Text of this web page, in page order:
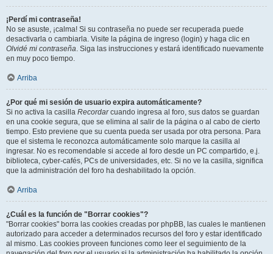
¡Perdí mi contraseña!
No se asuste, ¡calma! Si su contraseña no puede ser recuperada puede
desactivarla o cambiarla. Visite la página de ingreso (login) y haga clic en
Olvidé mi contraseña. Siga las instrucciones y estará identificado nuevamente
en muy poco tiempo.
Arriba
¿Por qué mi sesión de usuario expira automáticamente?
Si no activa la casilla Recordarcuando ingresa al foro, sus datos se guardan
en una cookie segura, que se elimina al salir de la página o al cabo de cierto
tiempo. Esto previene que su cuenta pueda ser usada por otra persona. Para
que el sistema le reconozca automáticamente solo marque la casilla al
ingresar. No es recomendable si accede al foro desde un PC compartido, e.j.
biblioteca, cyber-cafés, PCs de universidades, etc. Si no ve la casilla, significa
que la administración del foro ha deshabilitado la opción.
Arriba
¿Cuál es la función de "Borrar cookies"?
"Borrar cookies" borra las cookies creadas por phpBB, las cuales le mantienen
autorizado para acceder a determinados recursos del foro y estar identificado
al mismo. Las cookies proveen funciones como leer el seguimiento de la